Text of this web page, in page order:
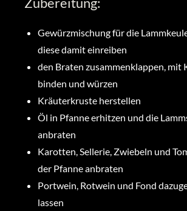
Gewürzmischung für die
diese damit einreiben
den Braten zusammenklappen, mit
binden und würzen
Kräuterkruste herstellen
Öl in Pfanne erhitzen und die
anbraten
Karotten, Sellerie, Zwiebeln und
der Pfanne anbraten
Portwein, Rotwein und Fond
lassen